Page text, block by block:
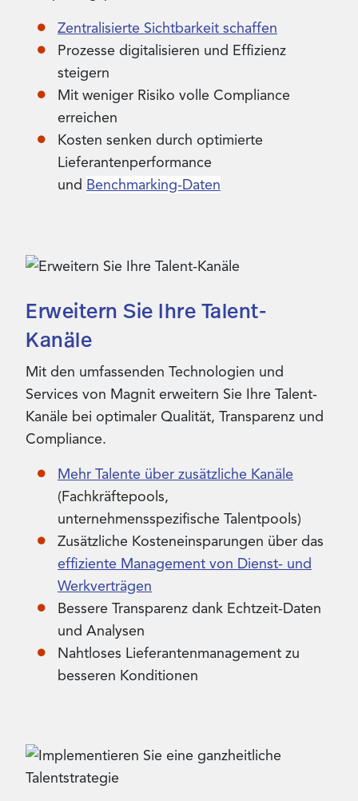
Zentralisierte Sichtbarkeit schaffen
Prozesse digitalisieren und Effizienz
steigern
Mit weniger Risiko volle Compliance​
erreichen
Kosten senken durch optimierte
Lieferantenperformance
und Benchmarking-Daten
Erweitern Sie Ihre Talent-
Kanäle
Mit den umfassenden Technologien und
Services von Magnit erweitern Sie Ihre Talent-
Kanäle bei optimaler Qualität, Transparenz und
Compliance.
Mehr Talente über zusätzliche Kanäle
(Fachkräftepools,
unternehmensspezifische Talentpools)​
Zusätzliche Kosteneinsparungen über das
effiziente Management von Dienst- und
Werkverträgen​
Bessere Transparenz dank Echtzeit-Daten
und Analysen​
Nahtloses Lieferantenmanagement zu
besseren Konditionen